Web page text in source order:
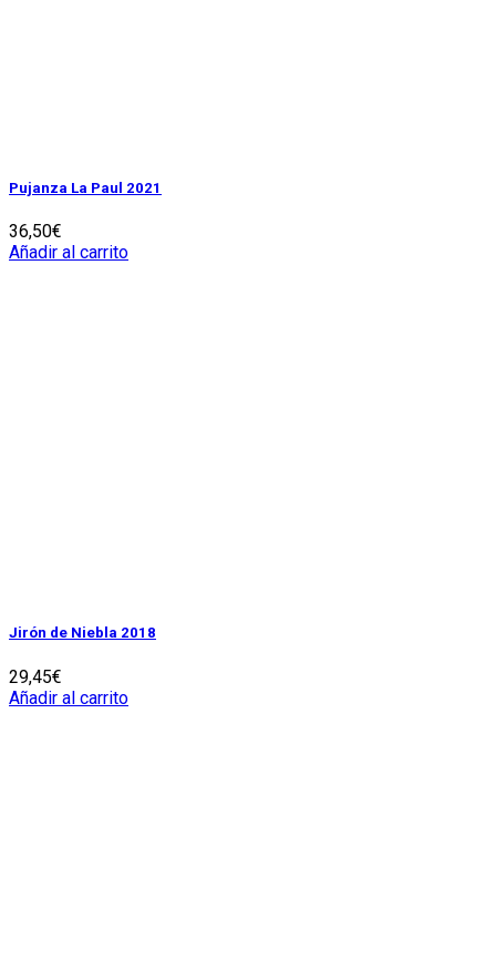
Pujanza La Paul 2021
36,50€
Añadir al carrito
Jirón de Niebla 2018
29,45€
Añadir al carrito